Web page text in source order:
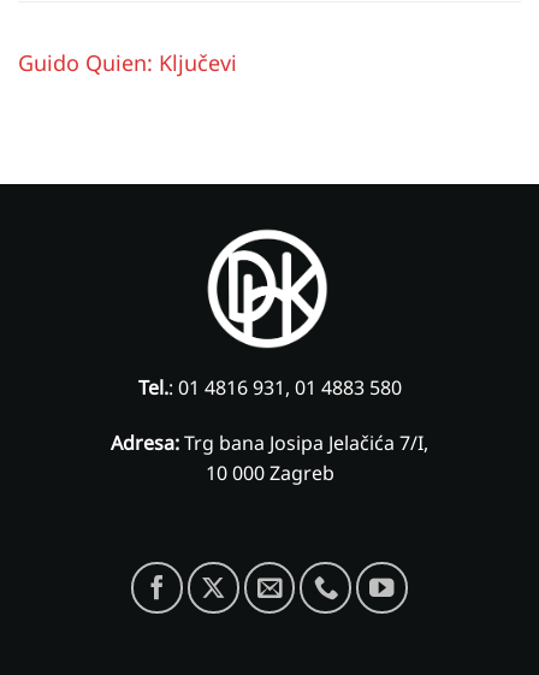
Guido Quien: Ključevi
Tel.: 01 4816 931, 01 4883 580
Adresa:Trg bana Josipa Jelačića 7/I,
10 000 Zagreb